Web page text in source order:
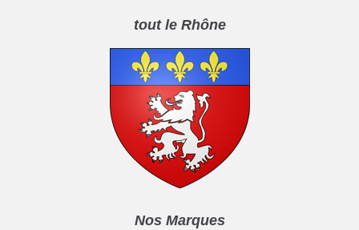
tout le Rhône
Nos Marques